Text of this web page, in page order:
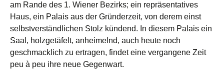
am Rande des 1. Wiener Bezirks; ein repräsentatives
Haus, ein Palais aus der Gründerzeit, von derem einst
selbstverständlichen Stolz kündend. In diesem Palais ein
Saal, holzgetäfelt, anheimelnd, auch heute noch
geschmacklich zu ertragen, findet eine vergangene Zeit
peu à peu ihre neue Gegenwart.